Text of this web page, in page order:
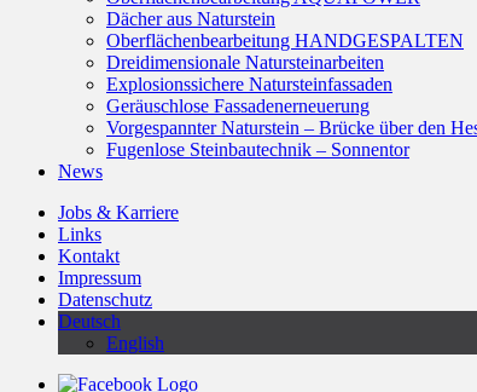
Dächer aus Naturstein
Oberflächenbearbeitung HANDGESPALTEN
Dreidimensionale Natursteinarbeiten
Explosionssichere Natursteinfassaden
Geräuschlose Fassadenerneuerung
Vorgespannter Naturstein – Brücke über den
Fugenlose Steinbautechnik – Sonnentor
News
Jobs & Karriere
Links
Kontakt
Impressum
Datenschutz
Deutsch
English